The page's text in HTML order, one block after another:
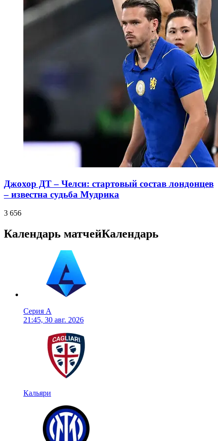
Джохор ДТ – Челси: стартовый состав лондонцев
– известна судьба Мудрика
3 656
Календарь матчейКалендарь
Серия А
21:45, 30 авг. 2026
Кальяри